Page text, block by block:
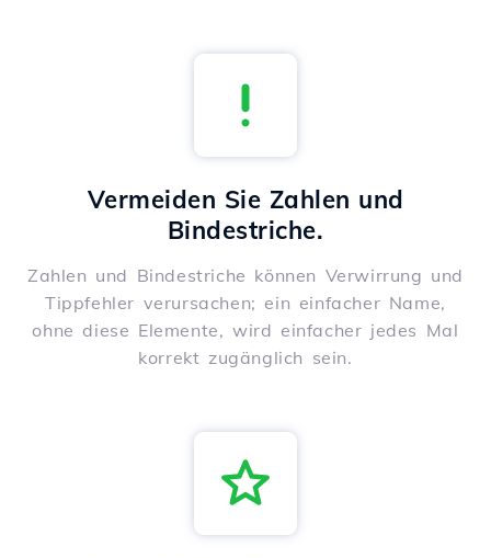
Vermeiden Sie Zahlen und
Bindestriche.
Zahlen und Bindestriche können Verwirrung und
Tippfehler verursachen; ein einfacher Name,
ohne diese Elemente, wird einfacher jedes Mal
korrekt zugänglich sein.